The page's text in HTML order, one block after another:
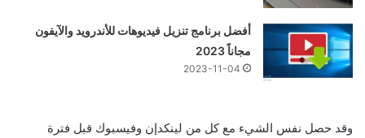
أفضل برنامج تنزيل فيديوهات للأندرويد والآيفون
مجاناً 2023
2023-11-04
وقد حصل نفس الشيء مع كل من لينكدإن وفيسبوك قبل فترة